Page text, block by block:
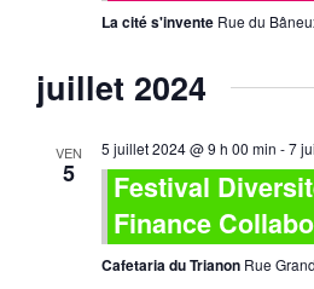
La cité s'invente Rue du
juillet 2024
VEN
5
5 juillet 2024 @ 9 h 00 min -7
Festival
Finance
Cafetaria du Trianon Rue